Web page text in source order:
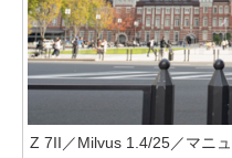
Z 7II／Milvus 1.4/25／マニ